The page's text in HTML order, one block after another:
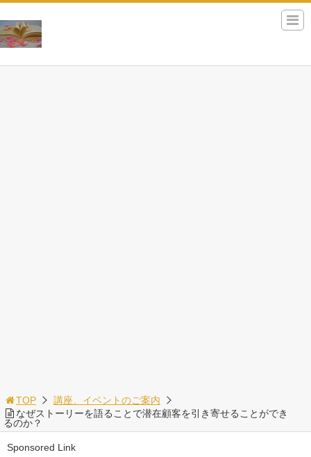
TOP
講座、イベントのご案内
なぜストーリーを語ることで潜在顧客を引き寄せることができ
るのか？
Sponsored Link